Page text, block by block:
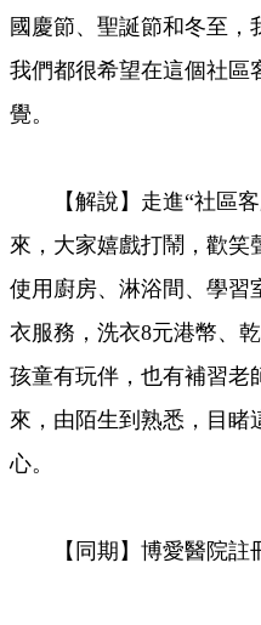
國慶節、聖誕節和冬至
我們都很希望在這個社區
覺。
【解說】走進“社區客
來，大家嬉戲打鬧，歡笑
使用廚房、淋浴間、學習
衣服務，洗衣8元港幣、
孩童有玩伴，也有補習老
來，由陌生到熟悉，目睹
心。
【同期】博愛醫院註